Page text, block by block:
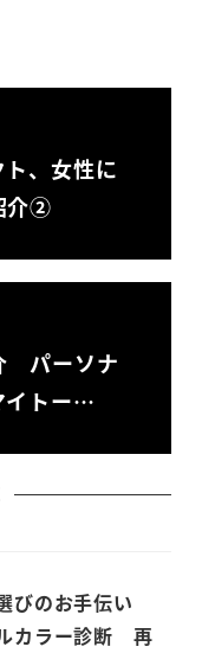
、女性に
介②
パーソナ
イトー…
びのお手伝い
カラー診断 再